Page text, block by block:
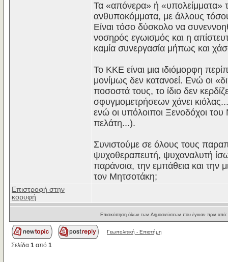
Τα «απόνερα» ή «υπολείμματα»
ανθυποκόμματα, με άλλους
Είναι τόσο δύσκολο να
νοσηρός εγωισμός και η
καμία συνεργασία μήπως και
Το ΚΚΕ είναι μια ιδιόμορφη
μονίμως δεν κατανοεί. Ενώ οι
ποσοστά τους, το ίδιο δεν
σφυγμομετρήσεων χάνει
ενώ οι υπόλοιποι Ξενοδόχοι του
πελάτη...).
Συνιστούμε σε όλους τους
ψυχοθεραπευτή, ψυχαναλυτή
παράνοια, την εμπάθεια και την
τον Μητσοτάκη;
Επιστροφή στην
κορυφή
Επισκόπηση όλων των Δημοσιεύσεων που έγιναν πριν
Γεωπολιτική - Επιστήμη
Σελίδα 1 από 1